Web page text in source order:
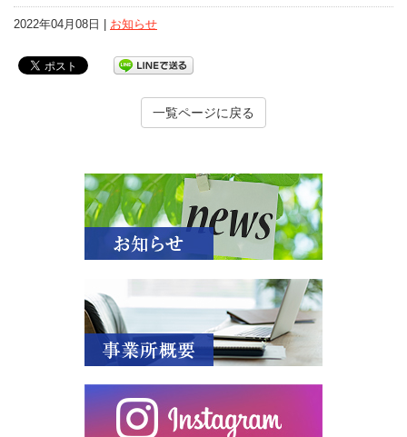
2022年04月08日 | お知らせ
一覧ページに戻る